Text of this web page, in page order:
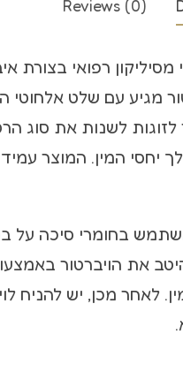
שוט לסקס
Reviews (0)
מסיליקון רפואי בצורת
מגיע עם שלט
לזוגות לשנות את סוג
יחסי המין. המוצר
את הויברטור
לאחר מכן, יש להניח